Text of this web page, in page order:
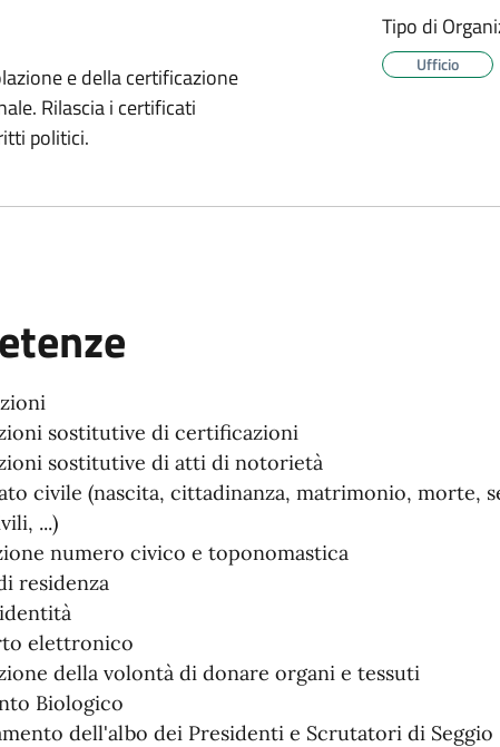
e della certificazione
Rilascia i certificati
politici.
Tipo di
Ufficio
sostitutive di certificazioni
sostitutive di atti di notorietà
civile (nascita, cittadinanza, matrimonio, morte,
...)
numero civico e toponomastica
residenza
elettronico
della volontà di donare organi e tessuti
Biologico
dell'albo dei Presidenti e Scrutatori di Seggio